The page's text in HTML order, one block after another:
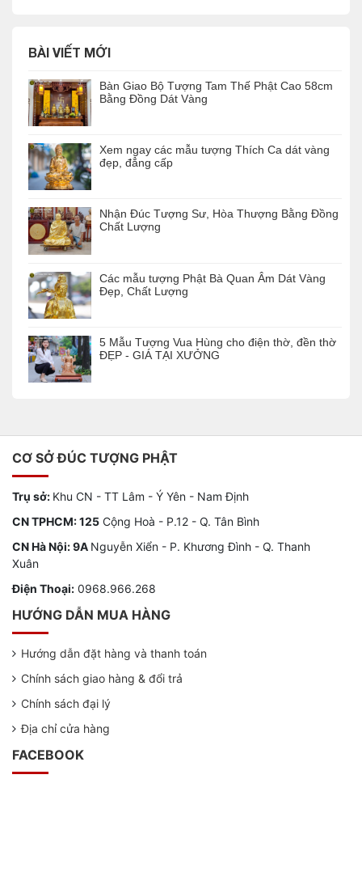
BÀI VIẾT MỚI
Bàn Giao Bộ Tượng Tam Thế Phật Cao 58cm
Bằng Đồng Dát Vàng
Xem ngay các mẫu tượng Thích Ca dát vàng
đẹp, đẳng cấp
Nhận Đúc Tượng Sư, Hòa Thượng Bằng Đồng
Chất Lượng
Các mẫu tượng Phật Bà Quan Âm Dát Vàng
Đẹp, Chất Lượng
5 Mẫu Tượng Vua Hùng cho điện thờ, đền thờ
ĐẸP - GIÁ TẠI XƯỞNG
CƠ SỞ ĐÚC TƯỢNG PHẬT
Trụ sở: Khu CN - TT Lâm - Ý Yên - Nam Định
CN TPHCM: 125 Cộng Hoà - P.12 - Q. Tân Bình
CN Hà Nội: 9A Nguyễn Xiển - P. Khương Đình - Q. Thanh
Xuân
Điện Thoại: 0968.966.268
HƯỚNG DẪN MUA HÀNG
Hướng dẫn đặt hàng và thanh toán
Chính sách giao hàng & đổi trả
Chính sách đại lý
Địa chỉ cửa hàng
FACEBOOK